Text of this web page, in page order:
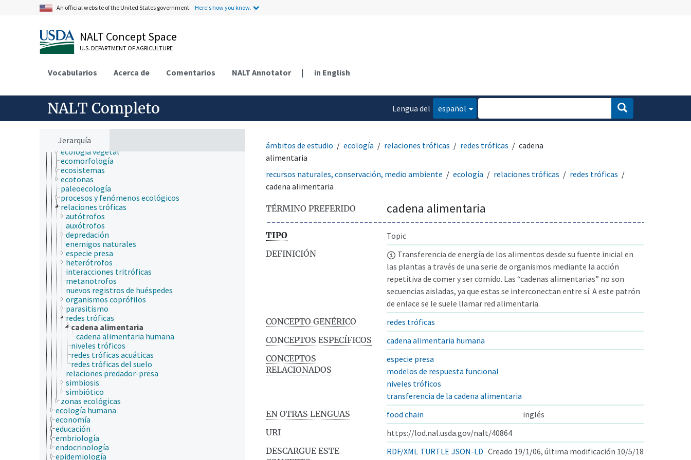
An official website of the United States government. Here's how you know.
NALT Concept Space
U.S. DEPARTMENT OF AGRICULTURE
Vocabularios Acerca de Comentarios NALT Annotator | in English
NALT Completo
Lengua del
español
Jerarquía
criobiología
cultura y humanidades
agroecología
conocimiento ambiental
ecología animal
ecología comunitaria
ecología del fuego
ecología del suelo
ecología forestal
ecología microbiana
ecología nutricional
ecología química
ecología vegetal
ecomorfología
ecosistemas
ecotonas
paleoecología
procesos y fenómenos ecológicos
relaciones tróficas
autótrofos
auxótrofos
depredación
enemigos naturales
especie presa
heterótrofos
interacciones tritróficas
metanotrofos
nuevos registros de huéspedes
organismos coprófilos
parasitismo
redes tróficas
cadena alimentaria
cadena alimentaria humana
niveles tróficos
redes tróficas acuáticas
redes tróficas del suelo
relaciones predador-presa
simbiosis
simbiótico
zonas ecológicas
ecología humana
economía
educación
embriología
endocrinología
epidemiología
ámbitos de estudio ecología relaciones tróficas redes tróficas
cadena
alimentaria
recursos naturales, conservación, medio ambiente
ecología relaciones tróficas
redes tróficas
cadena alimentaria
TÉRMINO PREFERIDO cadena alimentaria
TIPO
Topic
DEFINICIÓN
Transferencia de energía de los alimentos desde su fuente inicial en
las plantas a través de una serie de organismos mediante la acción
repetitiva de comer y ser comido. Las “cadenas alimentarias” no son
secuencias aisladas, ya que estas se interconectan entre sí. A este patrón
de enlace se le suele llamar red alimentaria.
CONCEPTO GENÉRICO
redes tróficas
CONCEPTOS ESPECÍFICOS
cadena alimentaria humana
CONCEPTOS
RELACIONADOS
especie presa
modelos de respuesta funcional
niveles tróficos
transferencia de la cadena alimentaria
EN OTRAS LENGUAS
food chain
inglés
URI
https://lod.nal.usda.gov/nalt/40864
DESCARGUE ESTE
RDF/XML TURTLE JSON-LD Creado 19/1/06, última modificación 10/5/18